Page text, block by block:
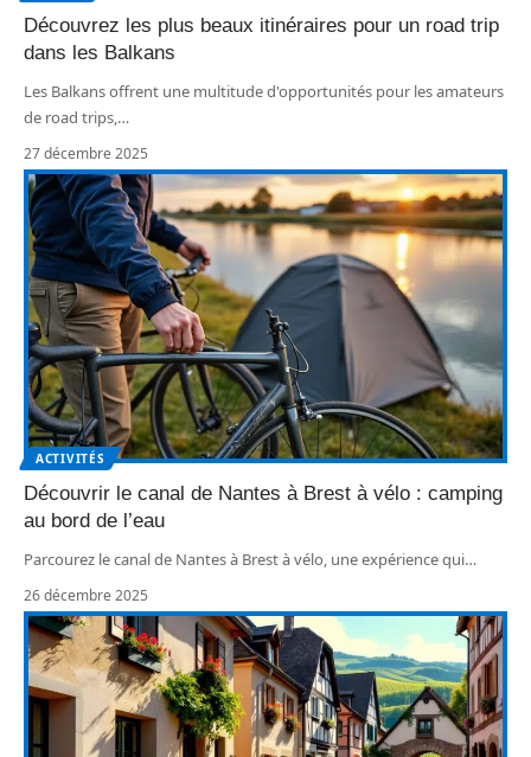
Découvrez les plus beaux itinéraires pour un road trip
dans les Balkans
Les Balkans offrent une multitude d'opportunités pour les amateurs
de road trips, …
27 décembre 2025
ACTIVITÉS
Découvrir le canal de Nantes à Brest à vélo : camping
au bord de l’eau
Parcourez le canal de Nantes à Brest à vélo, une expérience qui…
26 décembre 2025